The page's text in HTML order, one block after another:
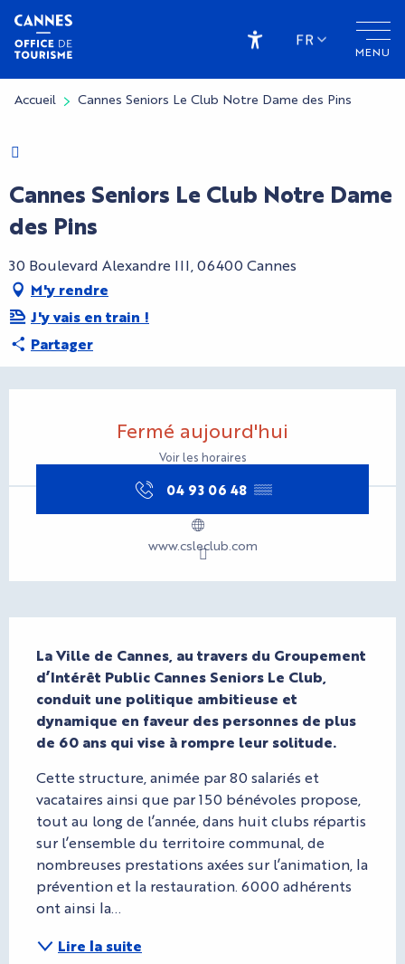
Aller
contenu
principal
MENU
Accessibilité
FR
Accueil Cannes Seniors Le Club Notre Dame des Pins
Cannes Seniors Le Club Notre Dame
des Pins
Charte Bienvenue à Cannes
30 Boulevard Alexandre III, 06400 Cannes
M'y rendre
J'y vais en train !
Partager
Fermé aujourd'hui
Voir les horaires
04 93 06 48 ▒▒
www.csleclub.com
La Ville de Cannes, au travers du Groupement
d’Intérêt Public Cannes Seniors Le Club,
conduit une politique ambitieuse et
dynamique en faveur des personnes de plus
de 60 ans qui vise à rompre leur solitude.
Cette structure, animée par 80 salariés et
vacataires ainsi que par 150 bénévoles propose,
tout au long de l’année, dans huit clubs répartis
sur l’ensemble du territoire communal, de
nombreuses prestations axées sur l’animation, la
prévention et la restauration. 6000 adhérents
ont ainsi la...
Lire la suite